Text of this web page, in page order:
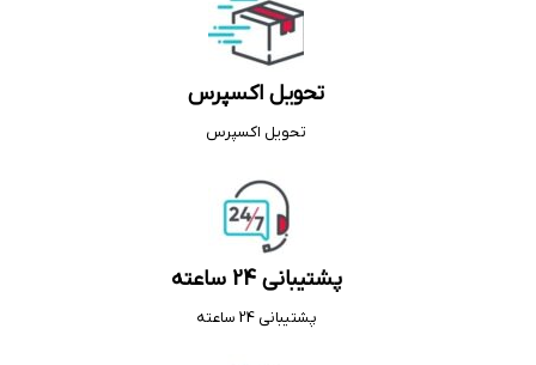
تحویل اکسپرس
تحویل اکسپرس
پشتیبانی 24 ساعته
پشتیبانی 24 ساعته